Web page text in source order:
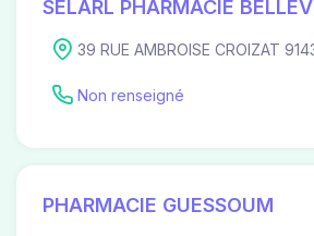
SELARL PHARMACIE
39 RUE AMBROISE CROIZAT
Non renseigné
PHARMACIE GUESSOUM